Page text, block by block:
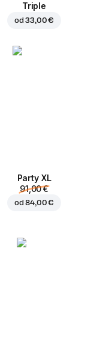
Triple
od33,00 €
Party XL
91,00 €
od84,00 €